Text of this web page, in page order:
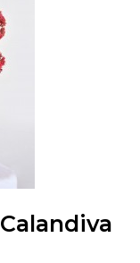
Calandiva